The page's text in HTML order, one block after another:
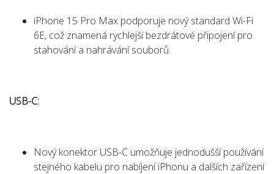
iPhone 15 Pro Max podporuje nový standard Wi-Fi
6E, což znamená rychlejší bezdrátové připojení pro
stahování a nahrávání souborů.
USB-C:
Nový konektor USB-C umožňuje jednodušší používání
stejného kabelu pro nabíjení iPhonu a dalších zařízení